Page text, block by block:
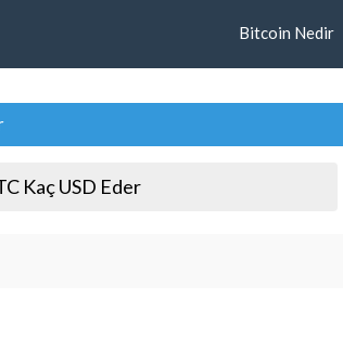
Bitcoin Nedir
Kaç USD Eder